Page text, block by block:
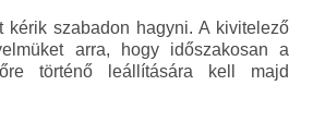
kérik szabadon hagyni. A kivitelező
arra, hogy időszakosan a
történő leállítására kell majd